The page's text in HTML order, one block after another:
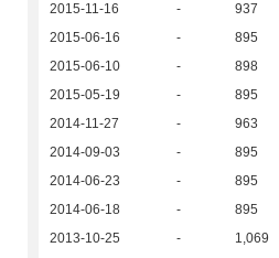
2015-11-16
- 937
2015-06-16
- 895
2015-06-10
- 898
2015-05-19
- 895
2014-11-27
- 963
2014-09-03
- 895
2014-06-23
- 895
2014-06-18
- 895
2013-10-25
- 1,069